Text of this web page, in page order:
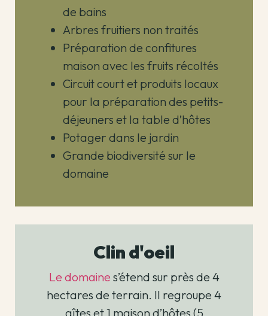
de bains
Arbres fruitiers non traités
Préparation de confitures
maison avec les fruits récoltés
Circuit court et produits locaux
pour la préparation des petits-
déjeuners et la table d’hôtes
Potager dans le jardin
Grande biodiversité sur le
domaine
Clin d'oeil
Le domaine s’étend sur près de 4
hectares de terrain. Il regroupe 4
gîtes et 1 maison d’hôtes (5